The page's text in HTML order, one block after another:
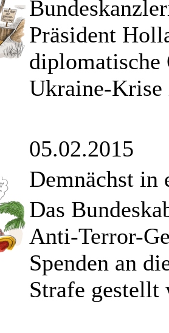
Präsident
diplomatische
Ukraine-
05.02.2015
Demnächst in
Das
Anti-Terror-
Spenden an
Strafe gestellt